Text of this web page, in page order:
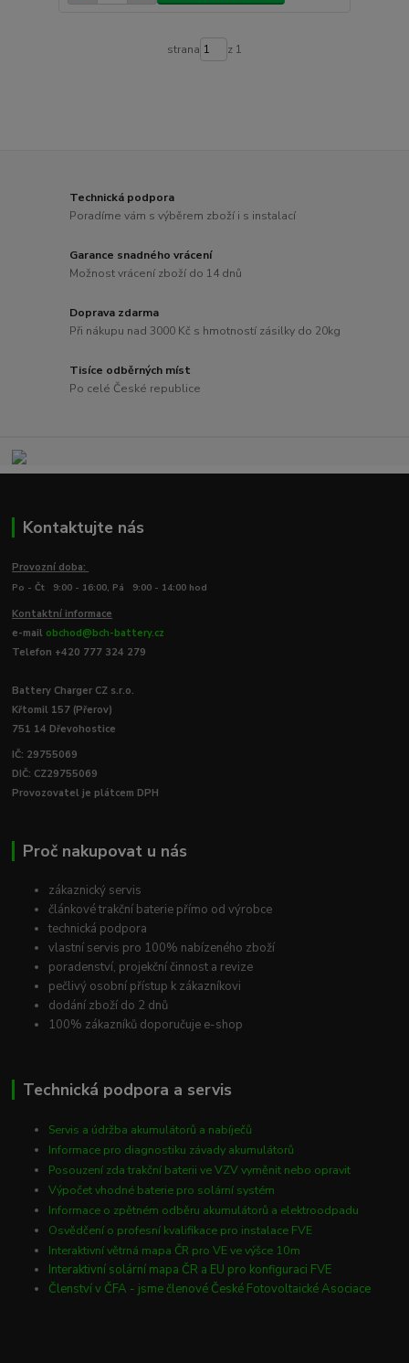
strana z 1
Technická podpora
Poradíme vám s výběrem zboží i s instalací
Garance snadného vrácení
Možnost vrácení zboží do 14 dnů
Doprava zdarma
Při nákupu nad 3000 Kč s hmotností zásilky do 20kg
Tisíce odběrných míst
Po celé České republice
Kontaktujte nás
Provozní doba:
Po - Čt 9:00 - 16:00, Pá 9:00 - 14:00 hod
Kontaktní informace
e-mail obchod@bch-battery.cz
Telefon +420 777 324 279
Battery Charger CZ s.r.o.
Křtomil 157 (Přerov)
751 14 Dřevohostice
IČ: 29755069
DIČ: CZ29755069
Provozovatel je plátcem DPH
Proč nakupovat u nás
zákaznický servis
článkové trakční baterie přímo od výrobce
technická podpora
vlastní servis pro 100% nabízeného zboží
poradenství, projekční činnost a revize
pečlivý osobní přístup k zákazníkovi
dodání zboží do 2 dnů
100% zákazníků doporučuje e-shop
Technická podpora a servis
Servis a údržba akumulátorů a nabíječů
Informace pro diagnostiku závady akumulátorů
Posouzení zda trakční baterii ve VZV vyměnit nebo opravit
Výpočet vhodné baterie pro solární systém
Informace o zpětném odběru akumulátorů a elektroodpadu
Osvědčení o profesní kvalifikace pro instalace FVE
Interaktivní větrná mapa ČR pro VE ve výšce 10m
Interaktivní solární mapa ČR a EU pro konfiguraci FVE
Členství v ČFA - jsme členové České Fotovoltaické Asociace